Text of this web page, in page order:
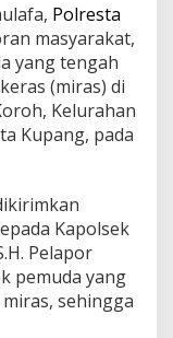
Polresta
masyarakat,
yang tengah
(miras) di
Kelurahan
Kupang, pada
Kapolsek
Pelapor
pemuda yang
sehingga